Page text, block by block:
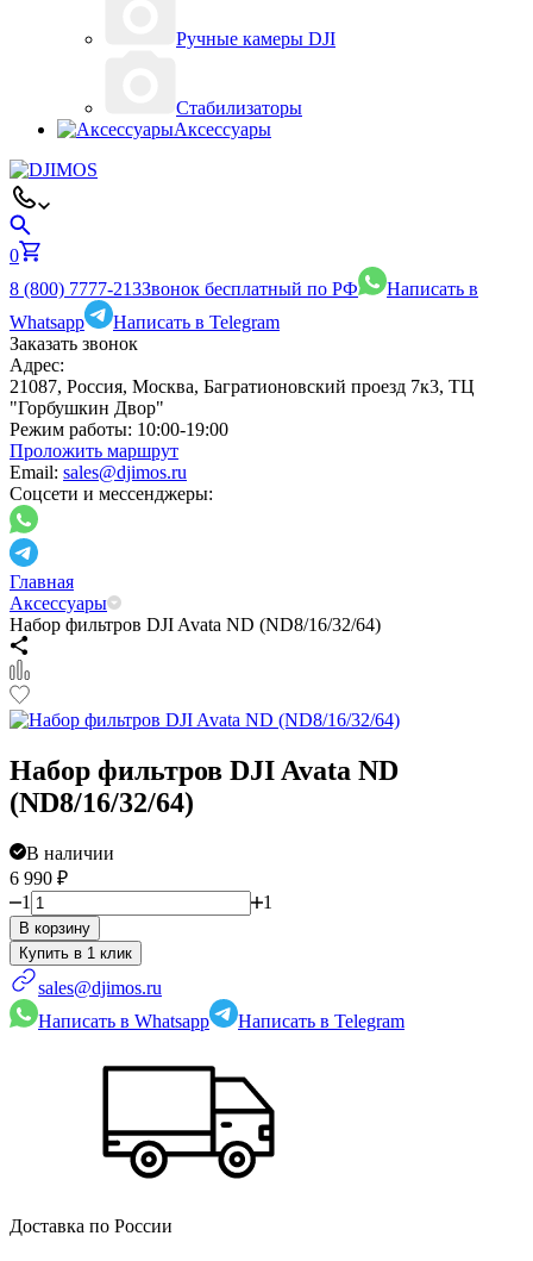
Ручные камеры DJI
Стабилизаторы
Аксессуары
0
8 (800) 7777-213Звонок бесплатный по РФ
Написать в
Whatsapp
Написать в Telegram
Заказать звонок
Адрес:
21087, Россия, Москва, Багратионовский проезд 7к3, ТЦ
"Горбушкин Двор"
Режим работы: 10:00-19:00
Проложить маршрут
Email: sales@djimos.ru
Соцсети и мессенджеры:
Главная
Аксессуары
Набор фильтров DJI Avata ND (ND8/16/32/64)
Набор фильтров DJI Avata ND
(ND8/16/32/64)
В наличии
6 990 ₽
1
1
В корзину
sales@djimos.ru
Написать в Whatsapp
Написать в Telegram
Доставка по России